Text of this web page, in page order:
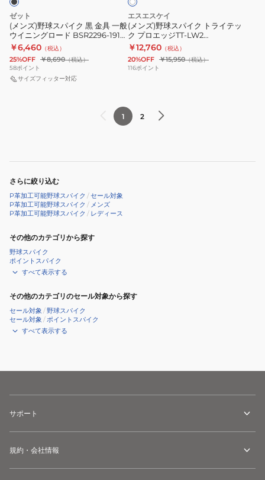
ド
GOLDSTAGE
I-
PRO
FORCESPEED
WIDE
黒
金
具
一
般
ウ
ー
ド
BSR2296-
1919
ラ
ッ
ク
ゼット
(メンズ)野球スパイク 黒 金具 一般
ウイニングロード BSR2296-1919
ブラック
￥6,460 （税込）
25%OFF ￥8,690（税込）
58ポイント
サイズフィッター対応
ト
ラ
イ
テ
ッ
ロ
エ
TT-
エスエスケイ
(メンズ)野球スパイク トライテッ
ク プロエッジTT-LW2
ESF3250LW-1010
￥12,760 （税込）
20%OFF ￥15,950（税込）
116ポイント
1 2
さらに絞り込む
P革加工可能野球スパイク /セール対象
P革加工可能野球スパイク / メンズ
P革加工可能野球スパイク / レディース
その他のカテゴリから探す
野球スパイク
ポイントスパイク
すべて表示する
その他のカテゴリのセール対象から探す
セール対象 /野球スパイク
セール対象 /ポイントスパイク
すべて表示する
サポート
規約・会社情報